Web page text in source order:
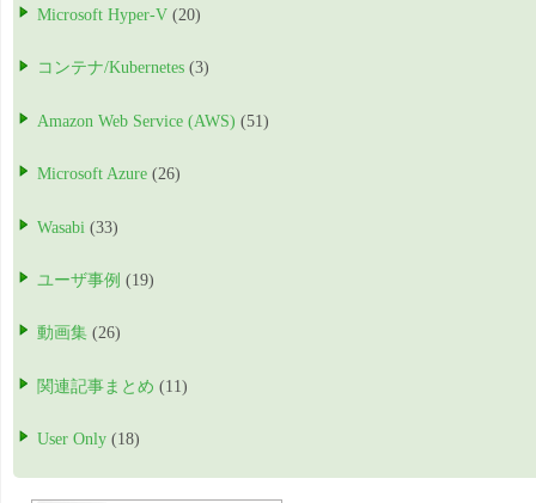
Microsoft Hyper-V (20)
コンテナ/Kubernetes (3)
Amazon Web Service (AWS) (51)
Microsoft Azure (26)
Wasabi (33)
ユーザ事例 (19)
動画集 (26)
関連記事まとめ (11)
User Only (18)